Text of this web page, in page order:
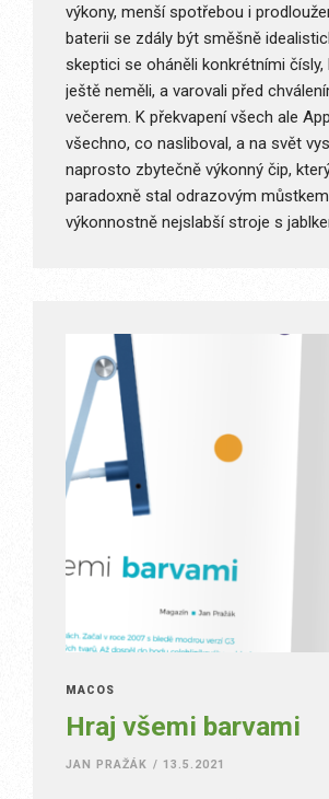
výkony, menší spotřebou i
baterii se zdály být směšně
skeptici se oháněli konkrétními čísly,
ještě neměli, a varovali před
večerem. K překvapení všech ale
všechno, co nasliboval, a na svět
naprosto zbytečně výkonný čip,
paradoxně stal odrazovým
výkonnostně nejslabší stroje s
MACOS
Hraj všemi barvami
JAN PRAŽÁK / 13.5.2021